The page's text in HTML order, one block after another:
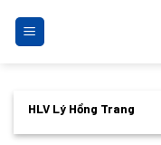
qua
HLV Lý Hồng Trang